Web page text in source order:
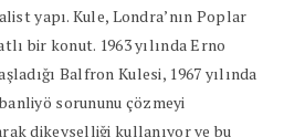
yapı. Kule, Londra’nın Poplar
bir konut. 1963 yılında Erno
Balfron Kulesi, 1967 yılında
sorununu çözmeyi
dikeyselliği kullanıyor ve bu